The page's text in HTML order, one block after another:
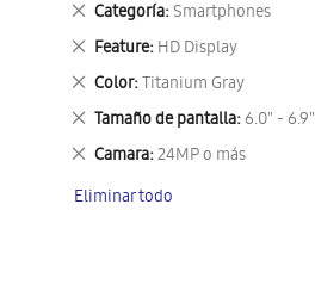
Categoría Smartphones
Eliminar
este
artículo
Feature HD Display
Eliminar
este
artículo
Color Titanium Gray
Eliminar
este
artículo
Tamaño de pantalla 6.0" - 6.9"
Eliminar
este
artículo
Camara 24MP o más
Eliminar
artículo
Eliminar todo